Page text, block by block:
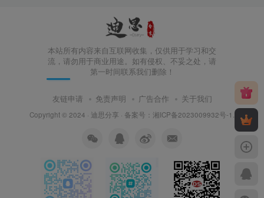
本站所有内容来自互联网收集，仅供用于学习和交
流，请勿用于商业用途。如有侵权、不妥之处，请
第一时间联系我们删除！
友链申请 免责声明 广告合作 关于我们
Copyright © 2024 · 迪思分享 · 备案号： 湘ICP备2023009932号-1 .